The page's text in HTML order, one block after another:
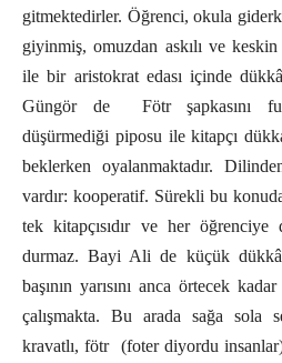
gitmektedirler. Öğrenci, okula
giyinmiş, omuzdan askılı ve
ile bir aristokrat edası içinde
Güngör de
Fötr şapkasını
düşürmediği piposu ile kitapçı
beklerken oyalanmaktadır.
vardır: kooperatif. Sürekli bu
tek kitapçısıdır ve her
durmaz. Bayi Ali de küçük
başının yarısını anca örtecek
çalışmakta. Bu arada sağa sola
kravatlı, fötr
(foter diyordu